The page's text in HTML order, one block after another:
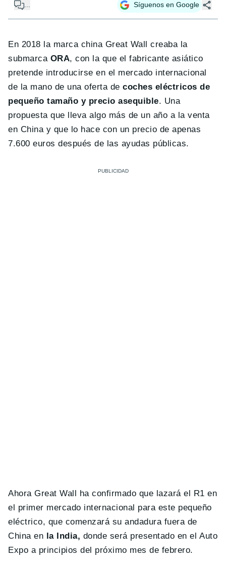
... Síguenos en Google
En 2018 la marca china Great Wall creaba la
submarcaORA, con la que el fabricante asiático
pretende introducirse en el mercado internacional
de la mano de una oferta decoches eléctricos de
pequeño tamaño y precio asequible. Una
propuesta que lleva algo más de un año a la venta
en China y que lo hace con un precio de apenas
7.600 euros después de las ayudas públicas.
Ahora Great Wall ha confirmado que lazará el R1 en
el primer mercado internacional para este pequeño
eléctrico, que comenzará su andadura fuera de
China en la India, donde será presentado en el Auto
Expo a principios del próximo mes de febrero.